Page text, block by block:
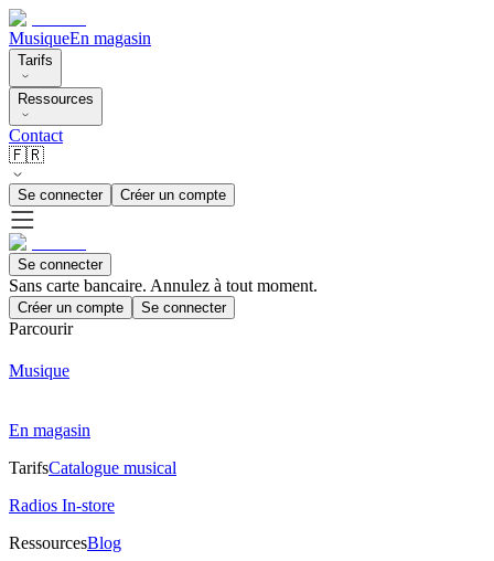
MusiqueEn magasin
Tarifs
Ressources
Contact
🇫🇷
Se connecter Créer un compte
Se connecter
Sans carte bancaire. Annulez à tout moment.
Créer un compte Se connecter
Parcourir
Musique
En magasin
TarifsCatalogue musical
Radios In-store
RessourcesBlog